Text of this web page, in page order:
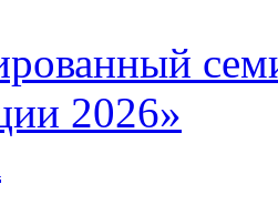
2026»